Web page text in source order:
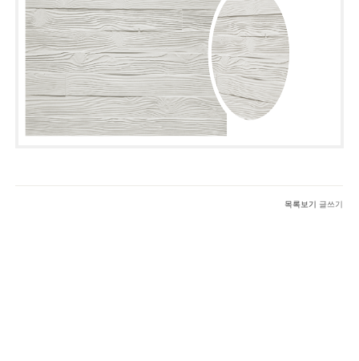
목록보기 글쓰기